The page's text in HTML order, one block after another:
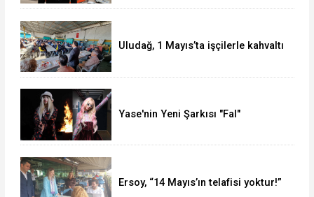
Uludağ, 1 Mayıs’ta işçilerle kahvaltı
Yase'nin Yeni Şarkısı "Fal"
Ersoy, “14 Mayıs’ın telafisi yoktur!”